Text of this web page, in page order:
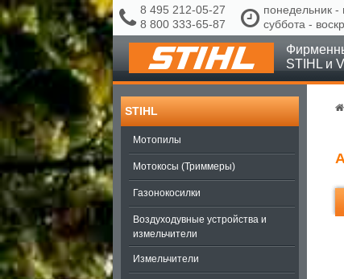
8 495 212-05-27
8 800 333-65-87
понедельник
суббота -
STIHL и
STIHL
Мотопилы
Мотокосы (Триммеры)
Газонокосилки
Воздуходувные устройства и
измельчители
Измельчители